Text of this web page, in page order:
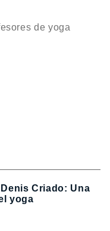
de yoga
Criado: Una
yoga